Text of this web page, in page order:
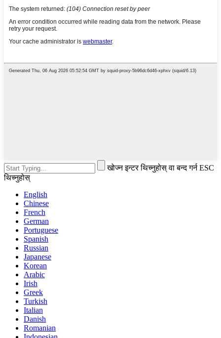
खोज्न इन्टर थिच्नुहोस् वा बन्द गर्न ESC
थिच्नुहोस्
English
Chinese
French
German
Portuguese
Spanish
Russian
Japanese
Korean
Arabic
Irish
Greek
Turkish
Italian
Danish
Romanian